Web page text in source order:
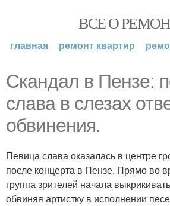
ВСЕ О
главная ремонт квартир
Скандал в Пензе:
слава в слезах
обвинения.
Певица слава оказалась в центре
после концерта в Пензе. Прямо во
группа зрителей начала
обвиняя артистку в исполнении